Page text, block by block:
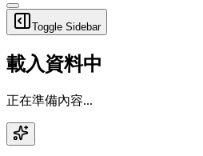
Toggle Sidebar
載入資料中
正在準備內容...